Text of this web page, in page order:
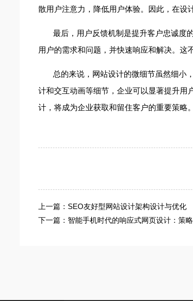
散用户注意力，降低用户体验。因此，在设
最后，用户反馈机制是提升客户忠诚度
用户的需求和问题，并快速响应和解决。这
总的来说，网站设计的微细节虽然细小
计和交互动画等细节，企业可以显著提升用
计，将成为企业获取和留住客户的重要策略。
上一篇： SEO友好型网站设计架构设计与优化
下一篇： 智能手机时代的响应式网页设计：策